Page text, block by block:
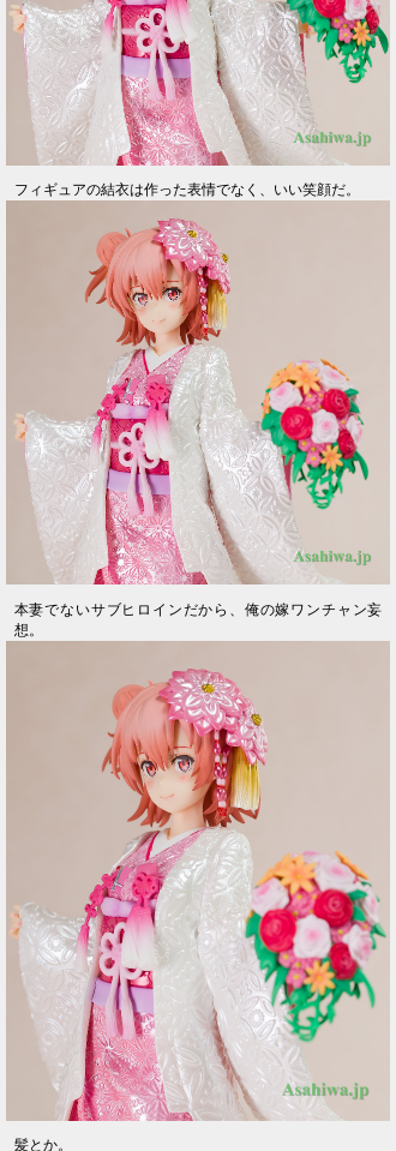
フィギュアの結衣は作った表情でなく、いい笑顔だ。
本妻でないサブヒロインだから、俺の嫁ワンチャン妄
想。
髪とか。